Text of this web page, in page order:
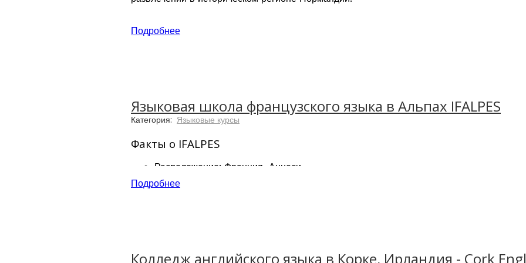
Подробнее
Языковая школа французского языка в Альпах IFALPES
Категория: Языковые курсы
Факты о IFALPES
Расположение: Франция, Аннеси.
Более 20 лет опыта преподавания французского языка, как иностранного
Школа расположена в 5 минутах ходьбы от центра города
Подробнее
Колледж английского языка в Корке, Ирландия - Cork